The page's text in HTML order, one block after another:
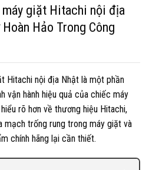
máy giặt Hitachi nội địa
Hảo Trong Công
Hitachi nội địa Nhật là một phần
vận hành hiệu quả của chiếc máy
rõ hơn về thương hiệu Hitachi,
mạch trống rung trong máy giặt và
chính hãng lại cần thiết.